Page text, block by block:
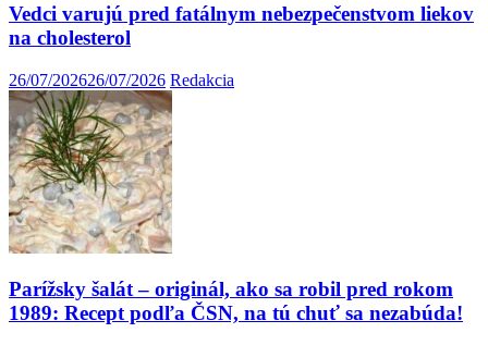
Vedci varujú pred fatálnym nebezpečenstvom liekov
na cholesterol
26/07/202626/07/2026 Redakcia
Parížsky šalát – originál, ako sa robil pred rokom
1989: Recept podľa ČSN, na tú chuť sa nezabúda!